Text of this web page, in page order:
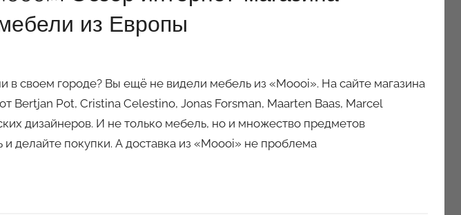
из Европы
в своем городе? Вы ещё не видели мебель из «Moooi». На сайте магазина
Bertjan Pot, Cristina Celestino, Jonas Forsman, Maarten Baas, Marcel
дизайнеров. И не только мебель, но и множество предметов
и делайте покупки. А доставка из «Moooi» не проблема